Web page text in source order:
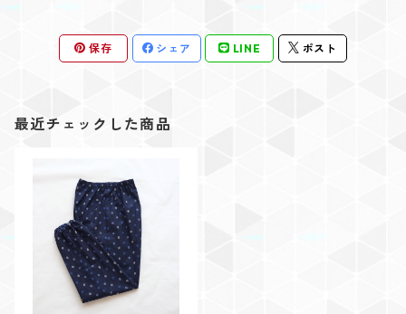
保存 シェア LINE ポスト
最近チェックした商品